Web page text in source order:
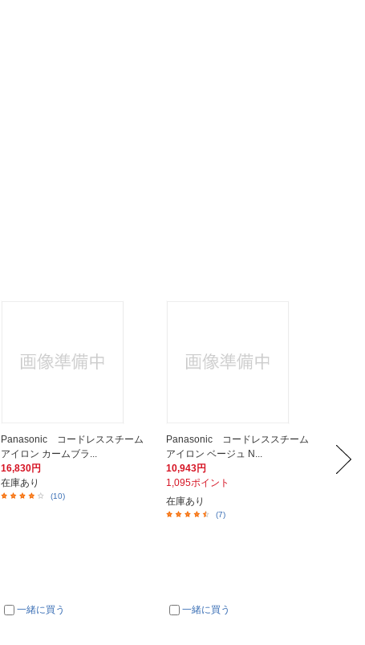
Panasonic コードレススチーム
アイロン カームブラ...
16,830円
在庫あり
(10)
一緒に買う
Panasonic コードレススチーム
アイロン ベージュ N...
10,943円
1,095ポイント
在庫あり
(7)
一緒に買う
ン台
1,480円